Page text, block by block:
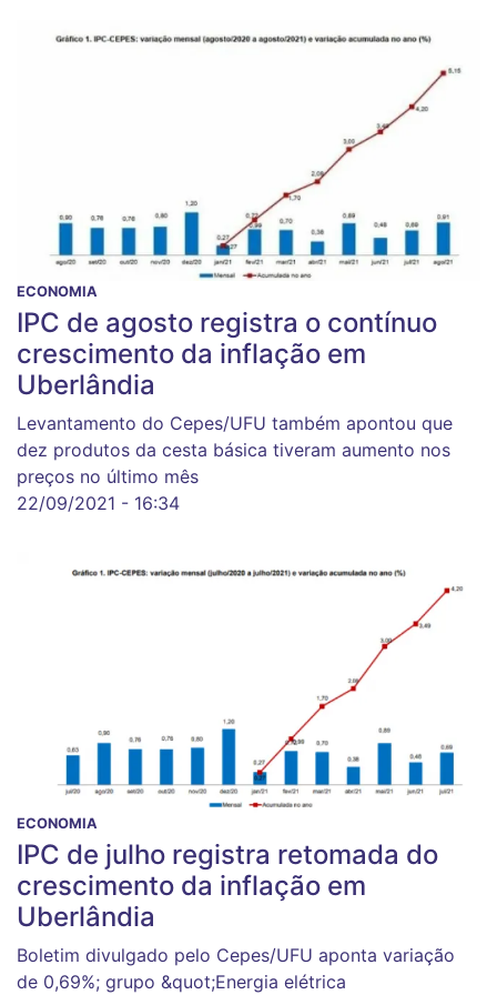
ECONOMIA
IPC de agosto registra o contínuo
crescimento da inflação em
Uberlândia
Levantamento do Cepes/UFU também apontou que
dez produtos da cesta básica tiveram aumento nos
preços no último mês
22/09/2021 - 16:34
ECONOMIA
IPC de julho registra retomada do
crescimento da inflação em
Uberlândia
Boletim divulgado pelo Cepes/UFU aponta variação
de 0,69%; grupo &quot;Energia elétrica